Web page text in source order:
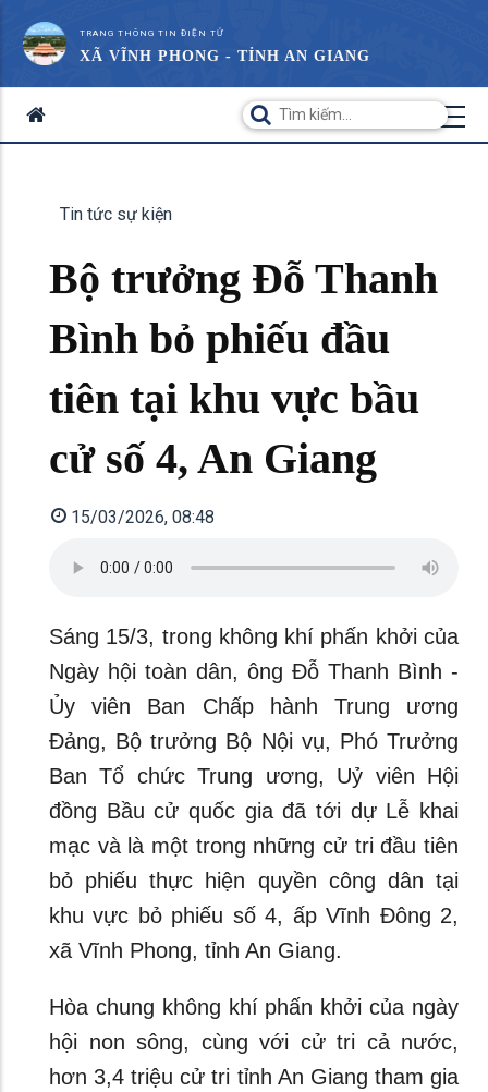
TRANG THÔNG TIN ĐIỆN TỬ
XÃ VĨNH PHONG - TỈNH AN GIANG
Tin tức sự kiện
Bộ trưởng Đỗ Thanh
Bình bỏ phiếu đầu
tiên tại khu vực bầu
cử số 4, An Giang
15/03/2026, 08:48
Sáng 15/3, trong không khí phấn khởi của
Ngày hội toàn dân, ông Đỗ Thanh Bình -
Ủy viên Ban Chấp hành Trung ương
Đảng, Bộ trưởng Bộ Nội vụ, Phó Trưởng
Ban Tổ chức Trung ương, Uỷ viên Hội
đồng Bầu cử quốc gia đã tới dự Lễ khai
mạc và là một trong những cử tri đầu tiên
bỏ phiếu thực hiện quyền công dân tại
khu vực bỏ phiếu số 4, ấp Vĩnh Đông 2,
xã Vĩnh Phong, tỉnh An Giang.
Hòa chung không khí phấn khởi của ngày
hội non sông, cùng với cử tri cả nước,
hơn 3,4 triệu cử tri tỉnh An Giang tham gia